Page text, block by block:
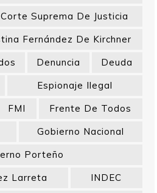
Corte Suprema De Justicia
Fernández De Kirchner
Denuncia
Deuda
Espionaje Ilegal
FMI
Frente De Todos
Gobierno Nacional
Porteño
Larreta
INDEC